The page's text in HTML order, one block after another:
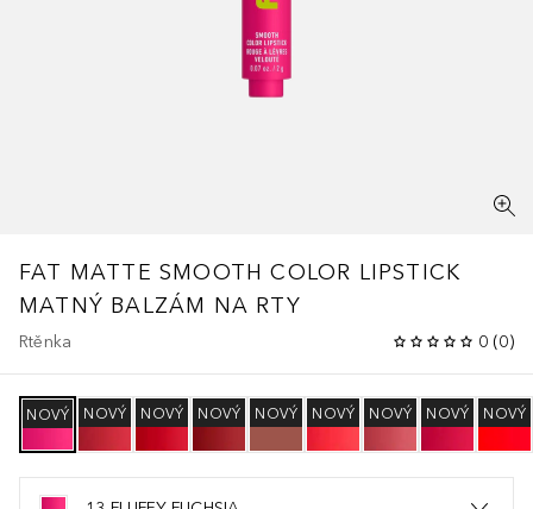
FAT MATTE SMOOTH COLOR LIPSTICK
MATNÝ BALZÁM NA RTY
Rtěnka 0 (0)
NOVÝ NOVÝ NOVÝ NOVÝ NOVÝ NOVÝ NOVÝ NOVÝ NOVÝ